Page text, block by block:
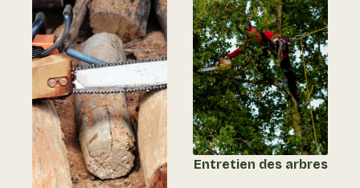
Entretien des arbres